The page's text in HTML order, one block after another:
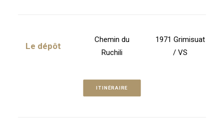
Le dépôt
Chemin du
Ruchili
1971 Grimisuat
/ VS
ITINÉRAIRE